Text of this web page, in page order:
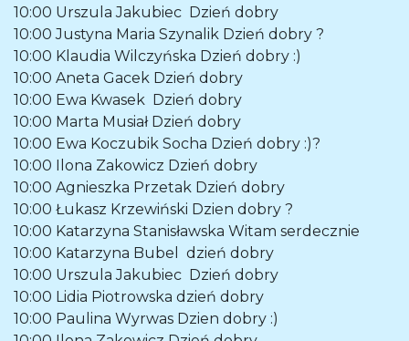
10:00 Urszula Jakubiec Dzień dobry
10:00 Justyna Maria Szynalik Dzień dobry ?
10:00 Klaudia Wilczyńska Dzień dobry :)
10:00 Aneta Gacek Dzień dobry
10:00 Ewa Kwasek Dzień dobry
10:00 Marta Musiał Dzień dobry
10:00 Ewa Koczubik Socha Dzień dobry :)?
10:00 Ilona Zakowicz Dzień dobry
10:00 Agnieszka Przetak Dzień dobry
10:00 Łukasz Krzewiński Dzien dobry ?
10:00 Katarzyna Stanisławska Witam serdecznie
10:00 Katarzyna Bubel
dzień dobry
10:00 Urszula Jakubiec Dzień dobry
10:00 Lidia Piotrowska dzień dobry
10:00 Paulina Wyrwas Dzien dobry :)